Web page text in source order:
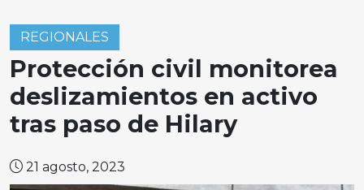
REGIONALES
Protección civil monitorea
deslizamientos en activo
tras paso de Hilary
21 agosto, 2023